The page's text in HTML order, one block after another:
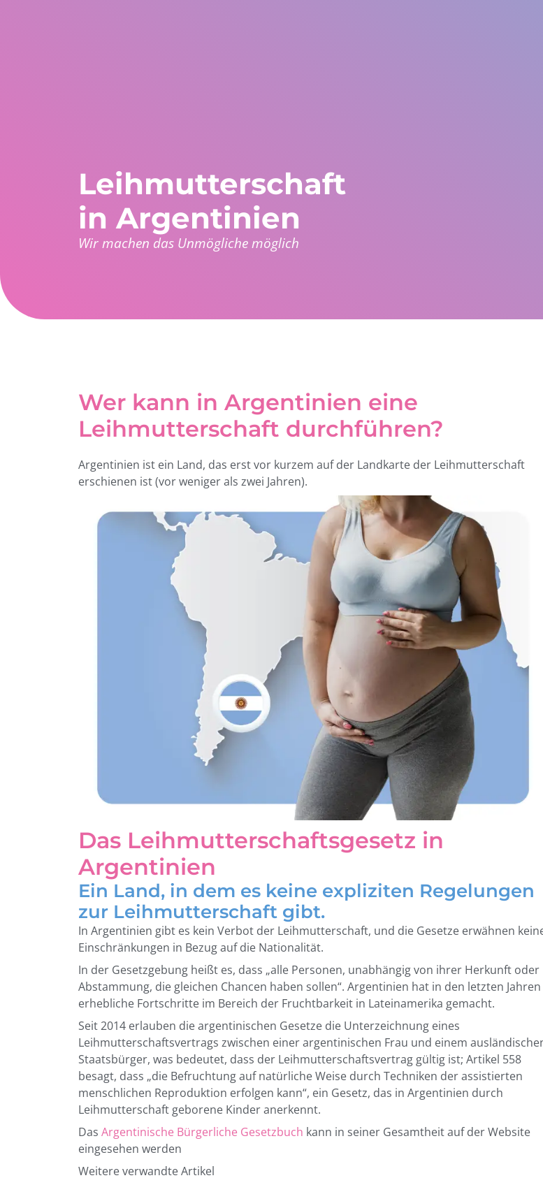
Leihmutterschaft
in Argentinien
Wir machen das Unmögliche möglich
Wer kann in Argentinien eine
Leihmutterschaft durchführen?
Argentinien ist ein Land, das erst vor kurzem auf der Landkarte der Leihmutterschaft
erschienen ist (vor weniger als zwei Jahren).
Das Leihmutterschaftsgesetz in
Argentinien
Ein Land, in dem es keine expliziten Regelungen
zur Leihmutterschaft gibt.
In Argentinien gibt es kein Verbot der Leihmutterschaft, und die Gesetze erwähnen
Einschränkungen in Bezug auf die Nationalität.
In der Gesetzgebung heißt es, dass „alle Personen, unabhängig von ihrer Herkunft oder
Abstammung, die gleichen Chancen haben sollen“. Argentinien hat in den letzten Jahren
erhebliche Fortschritte im Bereich der Fruchtbarkeit in Lateinamerika gemacht.
Seit 2014 erlauben die argentinischen Gesetze die Unterzeichnung eines
Leihmutterschaftsvertrags zwischen einer argentinischen Frau und einem
Staatsbürger, was bedeutet, dass der Leihmutterschaftsvertrag gültig ist; Artikel 558
besagt, dass „die Befruchtung auf natürliche Weise durch Techniken der assistierten
menschlichen Reproduktion erfolgen kann“, ein Gesetz, das in Argentinien durch
Leihmutterschaft geborene Kinder anerkennt.
Das Argentinische Bürgerliche Gesetzbuch kann in seiner Gesamtheit auf der Website
eingesehen werden
Weitere verwandte Artikel